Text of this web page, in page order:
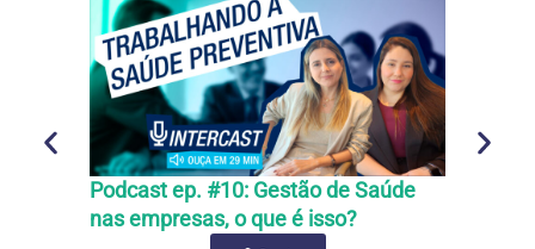
Podcast ep. #10: Gestão de Saúde